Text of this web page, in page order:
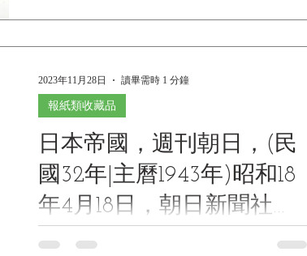
博物館館藏》
日本帝國，週刊朝日，(民
國32年|主曆1943年)昭和18
年4月18日，朝日新聞社
《Black Water Museum
日本帝國，週刊朝日，(民國32年|主曆1943年)昭
報紙類收藏品
2023年11月28日 讀畢需時 1 分鐘